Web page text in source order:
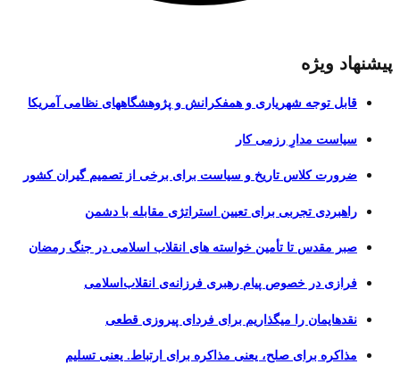
پیشنهاد ویژه
قابل توجه شهریاری و همفکرانش و پژوهشگاههای نظامی آمریکا
سیاست مدارِ رزمی کار
ضرورت کلاس تاریخ و سیاست برای برخی از تصمیم گیران کشور
راهبردی تجربی برای تعیین استراتژی مقابله با دشمن
صبر مقدس تا تأمین خواسته های انقلاب اسلامی در جنگ رمضان
فرازی در خصوص پیام رهبری فرزانه‌ی انقلاب‌اسلامی
نقدهایمان را میگذاریم برای فردای پیروزی قطعی
مذاکره برای صلح، یعنی مذاکره برای ارتباط. یعنی تسلیم